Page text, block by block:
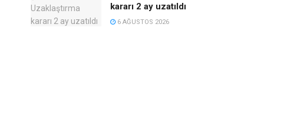
kararı 2 ay uzatıldı
6 AĞUSTOS 2026